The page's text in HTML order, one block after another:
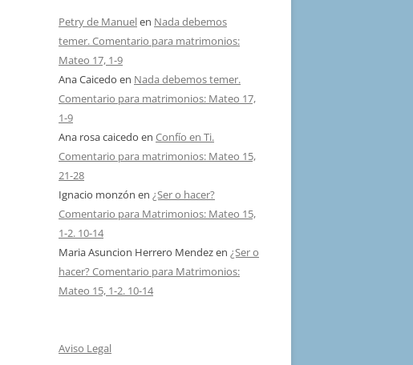
Petry de Manuelen Nada debemos
temer. Comentario para matrimonios:
Mateo 17, 1-9
Ana Caicedo en Nada debemos temer.
Comentario para matrimonios: Mateo 17,
1-9
Ana rosa caicedo en Confío en Ti.
Comentario para matrimonios: Mateo 15,
21-28
Ignacio monzón en ¿Ser o hacer?
Comentario para Matrimonios: Mateo 15,
1-2. 10-14
Maria Asuncion Herrero Mendezen ¿Ser o
hacer? Comentario para Matrimonios:
Mateo 15, 1-2. 10-14
Aviso Legal